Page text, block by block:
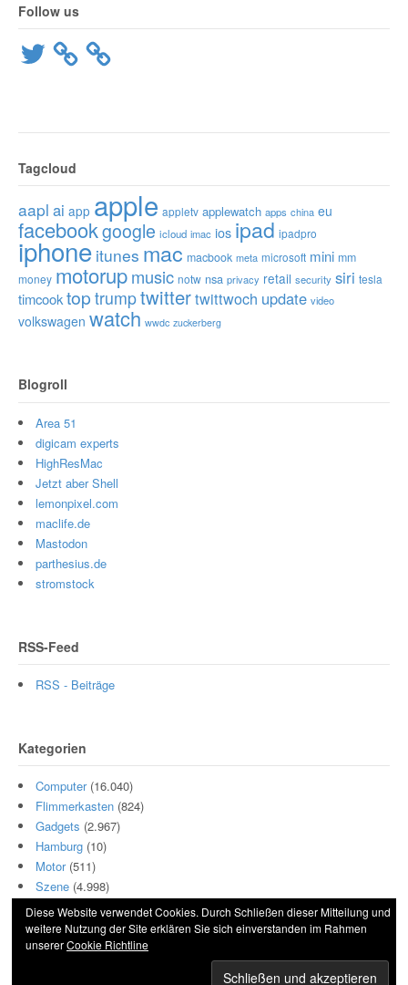
Follow us
Twitter
Tagcloud
aapl ai app apple appletv applewatch apps china eu
facebookgoogle icloud imac ios ipad ipadpro
iphone itunes mac macbook meta microsoft mini mm
money motorupmusic notw nsa privacy retail security siri tesla
timcooktop trumptwittertwittwoch update video
volkswagen watch wwdc zuckerberg
Blogroll
Area 51
digicam experts
HighResMac
Jetzt aber Shell
lemonpixel.com
maclife.de
Mastodon
parthesius.de
stromstock
RSS-Feed
RSS - Beiträge
Kategorien
Computer(16.040)
Flimmerkasten (824)
Gadgets (2.967)
Hamburg (10)
Motor(511)
Szene (4.998)
© 2026 Hightech und Blech. All Rights Reserved.
Diese Website verwendet Cookies. Durch Schließen dieser Mitteilung und
weitere Nutzung der Site erklären Sie sich einverstanden im Rahmen
unsererCookie Richtline